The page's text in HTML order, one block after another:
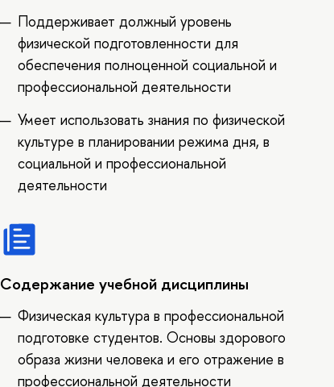
Поддерживает должный уровень
физической подготовленности для
обеспечения полноценной социальной и
профессиональной деятельности
Умеет использовать знания по физической
культуре в планировании режима дня, в
социальной и профессиональной
деятельности
Содержание учебной дисциплины
Физическая культура в профессиональной
подготовке студентов. Основы здорового
образа жизни человека и его отражение в
профессиональной деятельности